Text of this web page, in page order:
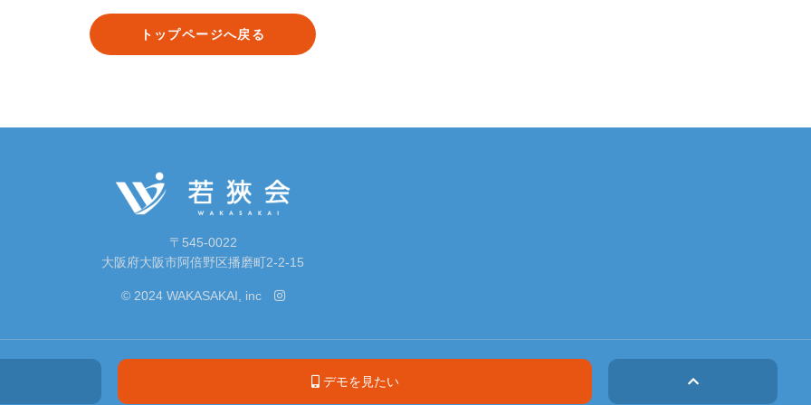
トップページへ戻る
〒545-0022
大阪府大阪市阿倍野区播磨町2-2-15
© 2024 WAKASAKAI, inc
デモを見たい